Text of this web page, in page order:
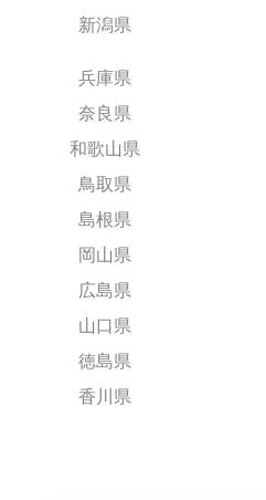
新潟県
兵庫県
奈良県
和歌山県
鳥取県
島根県
岡山県
広島県
山口県
徳島県
香川県